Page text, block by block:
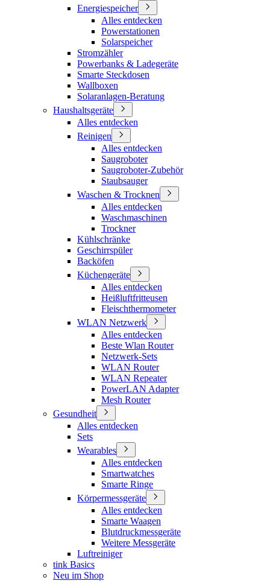
Energiespeicher
Alles entdecken
Powerstationen
Solarspeicher
Stromzähler
Powerbanks & Ladegeräte
Smarte Steckdosen
Wallboxen
Solaranlagen-Beratung
Haushaltsgeräte
Alles entdecken
Reinigen
Alles entdecken
Saugroboter
Saugroboter-Zubehör
Staubsauger
Waschen & Trocknen
Alles entdecken
Waschmaschinen
Trockner
Kühlschränke
Geschirrspüler
Backöfen
Küchengeräte
Alles entdecken
Heißluftfritteusen
Fleischthermometer
WLAN Netzwerk
Alles entdecken
Beste Wlan Router
Netzwerk-Sets
WLAN Router
WLAN Repeater
PowerLAN Adapter
Mesh Router
Gesundheit
Alles entdecken
Sets
Wearables
Alles entdecken
Smartwatches
Smarte Ringe
Körpermessgeräte
Alles entdecken
Smarte Waagen
Blutdruckmessgeräte
Weitere Messgeräte
Luftreiniger
tink Basics
Neu im Shop